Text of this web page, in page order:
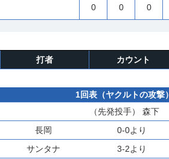
0 0 0
打者 カウント
1回表（ヤクルトの攻撃）
（先発投手） 森下
長岡 0-0より
サンタナ 3-2より